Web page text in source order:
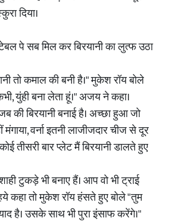
दिया।
पे सब मिल कर बिरयानी का लुत्फ उठा
तो कमाल की बनी है।" मुकेश रॉय बोले
युंही बना लेता हूं।" अजय ने कहा।
की बिरयानी बनाई है। अच्छा हुआ जो
वर्ना इतनी लाजीजदार चीज से दूर
तीसरी बार प्लेट मैं बिरयानी डालते हुए
टुकड़े भी बनाए हैं। आप वो भी ट्राई
कहा तो मुकेश रॉय हंसते हुए बोले "तुम
है। उसके साथ भी पुरा इंसाफ करेंगे।"